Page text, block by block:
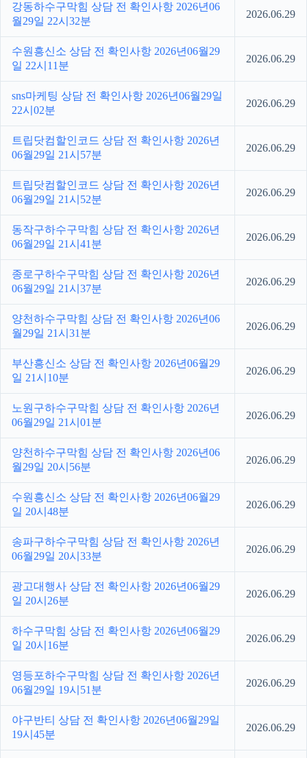
강동하수구막힘 상담 전 확인사항 2026년06
월29일 22시32분
2026.06.29
수원흥신소 상담 전 확인사항 2026년06월29
일 22시11분
2026.06.29
sns마케팅 상담 전 확인사항 2026년06월29일
22시02분
2026.06.29
트립닷컴할인코드 상담 전 확인사항 2026년
06월29일 21시57분
2026.06.29
트립닷컴할인코드 상담 전 확인사항 2026년
06월29일 21시52분
2026.06.29
동작구하수구막힘 상담 전 확인사항 2026년
06월29일 21시41분
2026.06.29
종로구하수구막힘 상담 전 확인사항 2026년
06월29일 21시37분
2026.06.29
양천하수구막힘 상담 전 확인사항 2026년06
월29일 21시31분
2026.06.29
부산흥신소 상담 전 확인사항 2026년06월29
일 21시10분
2026.06.29
노원구하수구막힘 상담 전 확인사항 2026년
06월29일 21시01분
2026.06.29
양천하수구막힘 상담 전 확인사항 2026년06
월29일 20시56분
2026.06.29
수원흥신소 상담 전 확인사항 2026년06월29
일 20시48분
2026.06.29
송파구하수구막힘 상담 전 확인사항 2026년
06월29일 20시33분
2026.06.29
광고대행사 상담 전 확인사항 2026년06월29
일 20시26분
2026.06.29
하수구막힘 상담 전 확인사항 2026년06월29
일 20시16분
2026.06.29
영등포하수구막힘 상담 전 확인사항 2026년
06월29일 19시51분
2026.06.29
야구반티 상담 전 확인사항 2026년06월29일
19시45분
2026.06.29